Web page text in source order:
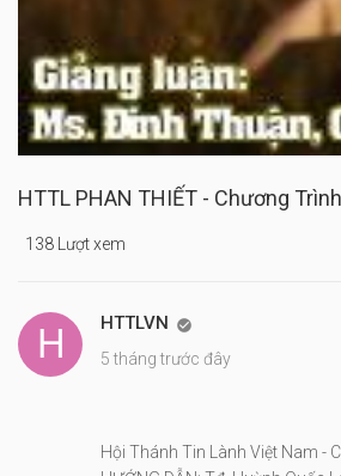
HTTL PHAN THIẾT - Chương
138 Lượt xem
HTTLVN 
5 tháng trước đây
Hội Thánh Tin Lành Việt Nam -